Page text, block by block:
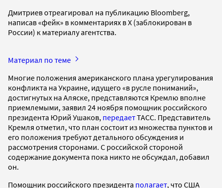
Дмитриев отреагировал на публикацию Bloomberg,
написав «фейк» в комментариях в X (заблокирован в
России) к материалу агентства.
Материал по теме
Многие положения американского плана урегулирования
конфликта на Украине, идущего «в русле пониманий»,
достигнутых на Аляске, представляются Кремлю вполне
приемлемыми, заявил 24 ноября помощник российского
президента Юрий Ушаков, передаетТАСС. Представитель
Кремля отметил, что план состоит из множества пунктов и
его положения требуют детального обсуждения и
рассмотрения сторонами. С российской стороной
содержание документа пока никто не обсуждал, добавил
он.
Помощник российского президента полагает, что США